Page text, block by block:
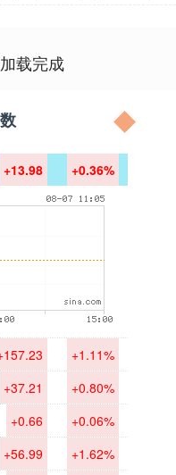
载完成
+13.98 +0.36%
+1.11%
+37.21 +0.80%
+0.66 +0.06%
+56.99 +1.62%